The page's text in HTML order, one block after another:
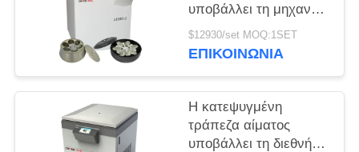
υποβάλλει τη μηχανή
που l800r-2 σε
φυγοκέντρωση
περιεκτικότητας
υποβάλλουν
$12930/set MOQ:1SET
ΕΠΙΚΟΙΝΩΝΊΑ
Η κατεψυγμένη
τράπεζα αίματος
υποβάλλει τη διεθνή